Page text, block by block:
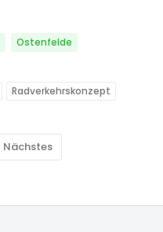
Ostenfelde
Radverkehrskonzept
Nächstes